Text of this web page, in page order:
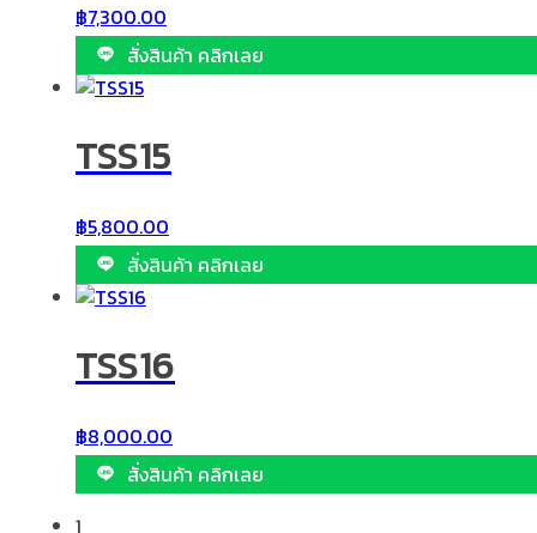
฿7,300.00
สั่งสินค้า คลิกเลย
TSS15
฿5,800.00
สั่งสินค้า คลิกเลย
TSS16
฿8,000.00
สั่งสินค้า คลิกเลย
1